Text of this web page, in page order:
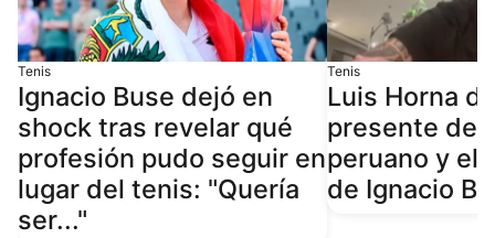
Tenis
Ignacio Buse dejó en
shock tras revelar qué
profesión pudo seguir en
lugar del tenis: "Quería
ser..."
Tenis
Luis Horna
presente del
peruano y el
de Ignacio